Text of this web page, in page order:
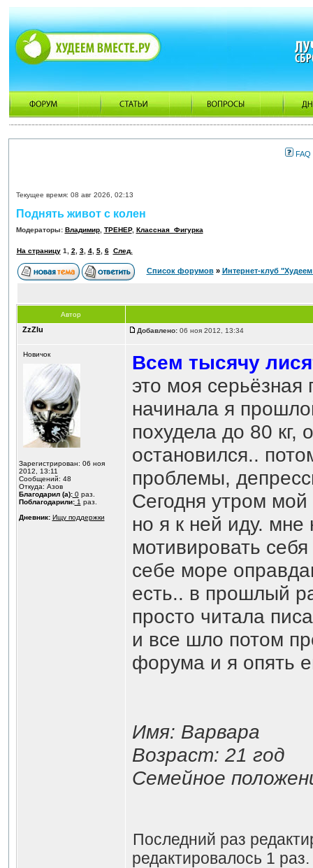
FAQ
Текущее время: 08 авг 2026, 02:13
Поднять живот с колен
Модераторы: Владимир, ТРЕНЕР, Классная_Фигурка
На страницу 1 2 3, 4, 5, 6 След.
Список форумов» Интернет-клуб
Автор
ZzZlu Добавлено:06 ноя 2012, 13:34
Новичок
Зарегистрирован: 06 ноя
2012, 13:11
Сообщений: 48
Откуда: Азов
Благодарил (а):0раз.
Поблагодарили:1 раз.
Дневник: Ищу поддержки
Всем тысячу
это моя
начинала я
похудела до 80 кг,
остановился..
проблемы,
Сегодня утром
но я к ней иду.
мотивировать
себе море
есть.. в прошлый
просто читала
и все шло потом
форума и я опять
Имя: Варвара
Возраст: 21 год
Семейное
Последний раз
редактировалось 1 раз.